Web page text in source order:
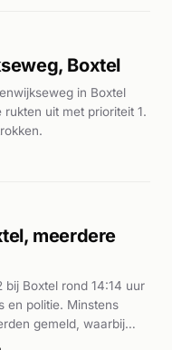
Boxtel
in Boxtel
uit met prioriteit 1.
meerdere
Boxtel rond 14:14 uur
en politie. Minstens
gemeld, waarbij